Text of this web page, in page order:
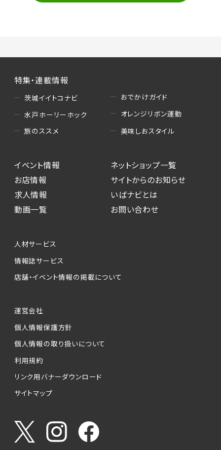
・読者プレゼント、アンケート等、当サービスが実
施するキャンペーンの抽選、当選者への連絡及
び発送 ・ユーザーの趣向や属性情報等の分析
（5）広告主への問い合わせ・応募等への対応
・本サービスを通じて求人広告に応募した際の
選考に関する連絡
・本サービスを通じて店舗への来店予約を登録
した際の内容確認、返答
本サービスが収集する個人情報は、ご本人の意
ービスの実施にあたりそれぞれ必要となる項目
を入力いただかない場合は、各々のサービスを
個人情報の第三者への提供について
当社は、以下の提供先に対して個人情報を提供
します。
(1)お客様が求人応募フォームより個人情報を
送信した事業主（広告主）への提供
お客様が求職活動・応募等を行った企業による
うやりとり・情報提供（採否・合否の検討を含み
ます）
特集・連載情報
茨城イイトコナビ
水戸ホーリーホック
旅のススメ
おでかけガイド
オレンジリボン運動
美味しおスタイル
イベント情報
お店情報
求人情報
動画一覧
ネットショップ一覧
サイトからのお知らせ
いばナビとは
お問い合わせ
人材サービス
情報誌サービス
店舗・イベント情報の掲載について
運営会社
個人情報保護方針
個人情報の取り扱いについて
利用規約
リンク用バナーダウンロード
サイトマップ